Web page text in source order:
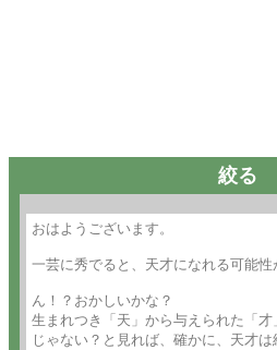
絞る
おはようございます。
一芸に秀でると、天才になれる可能性
ん！？おかしいかな？
生まれつき「天」から与えられた「
じゃない？と見れば、確かに、天才